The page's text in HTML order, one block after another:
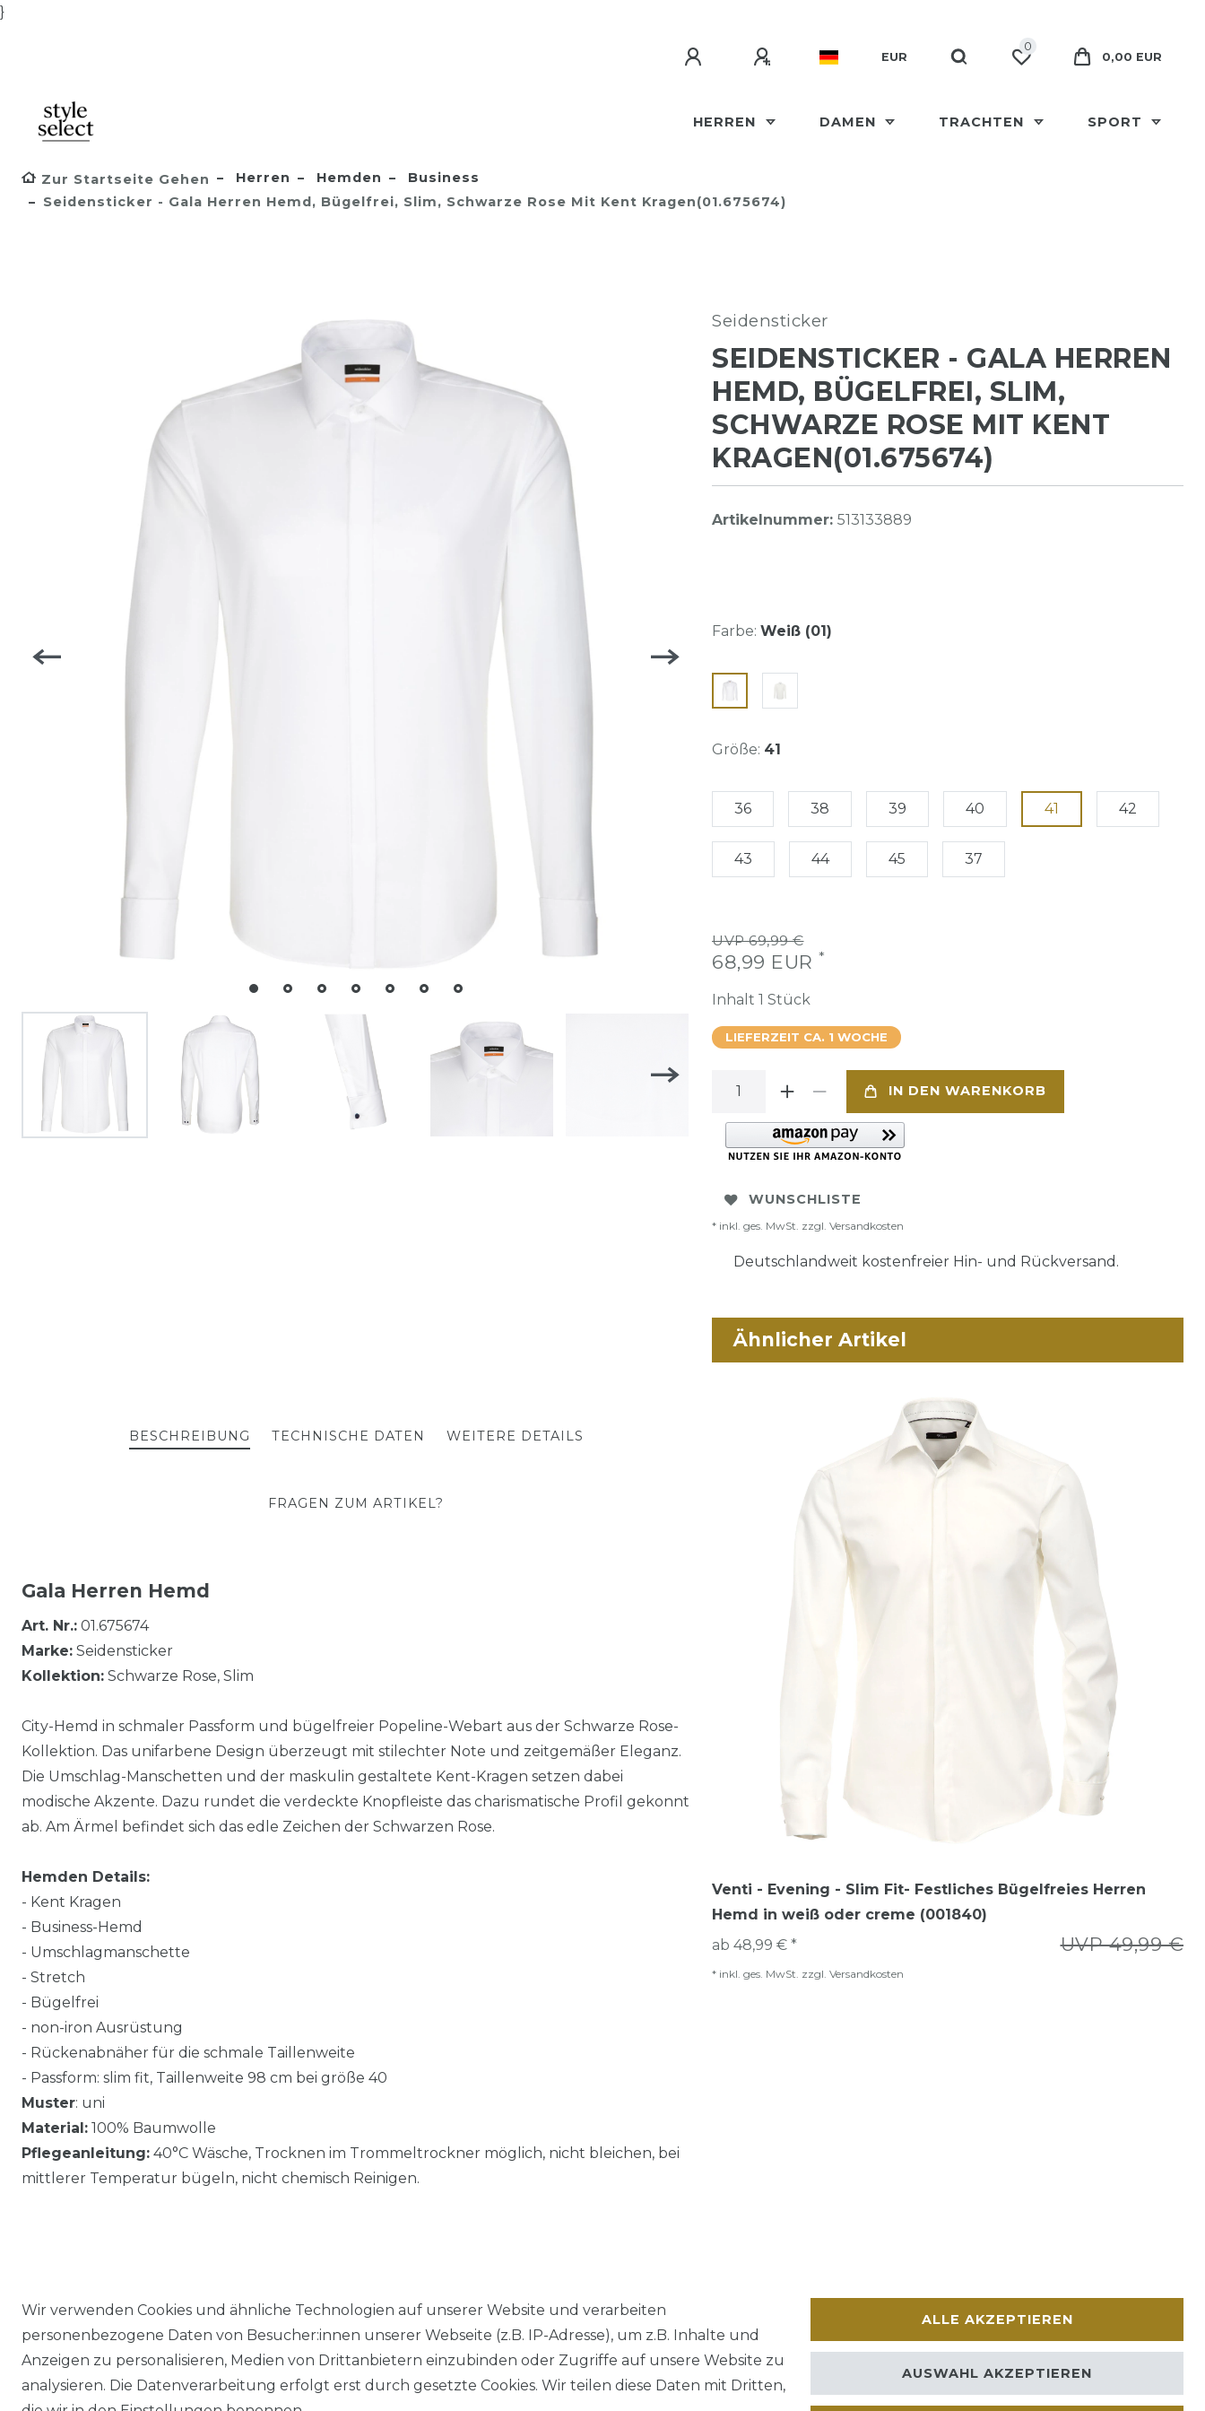
}
EUR
0
0,00 EUR
HERREN DAMEN TRACHTEN SPORT
Zur Startseite Gehen Herren Hemden
Business
Seidensticker - Gala Herren Hemd, Bügelfrei, Slim, Schwarze Rose Mit Kent Kragen(01.675674)
Seidensticker
SEIDENSTICKER - GALA HERREN
HEMD, BÜGELFREI, SLIM,
SCHWARZE ROSE MIT KENT
KRAGEN(01.675674)
Artikelnummer: 513133889
Farbe: Weiß (01)
Größe: 41
36 38 39 40 41 42
43 44 45 37
UVP 69,99 €
68,99 EUR *
Inhalt 1 Stück
LIEFERZEIT CA. 1 WOCHE
IN DEN WARENKORB
WUNSCHLISTE
* inkl. ges. MwSt. zzgl. Versandkosten
Deutschlandweit kostenfreier Hin- und Rückversand.
BESCHREIBUNG TECHNISCHE DATEN WEITERE DETAILS
FRAGEN ZUM ARTIKEL?
Gala Herren Hemd
Art. Nr.: 01.675674
Marke: Seidensticker
Kollektion: Schwarze Rose, Slim
City-Hemd in schmaler Passform und bügelfreier Popeline-Webart aus der Schwarze Rose-
Kollektion. Das unifarbene Design überzeugt mit stilechter Note und zeitgemäßer Eleganz.
Die Umschlag-Manschetten und der maskulin gestaltete Kent-Kragen setzen dabei
modische Akzente. Dazu rundet die verdeckte Knopfleiste das charismatische Profil gekonnt
ab. Am Ärmel befindet sich das edle Zeichen der Schwarzen Rose.
Hemden Details:
- Kent Kragen
- Business-Hemd
- Umschlagmanschette
- Stretch
- Bügelfrei
- non-iron Ausrüstung
- Rückenabnäher für die schmale Taillenweite
- Passform: slim fit, Taillenweite 98 cm bei größe 40
Muster: uni
Material: 100% Baumwolle
Pflegeanleitung: 40°C Wäsche, Trocknen im Trommeltrockner möglich, nicht bleichen, bei
mittlerer Temperatur bügeln, nicht chemisch Reinigen.
Ähnlicher Artikel
Venti - Evening - Slim Fit- Festliches Bügelfreies Herren
Hemd in weiß oder creme (001840)
UVP 49,99 €
ab 48,99 € *
* inkl. ges. MwSt. zzgl. Versandkosten
Wir verwenden Cookies und ähnliche Technologien auf unserer Website und verarbeiten
personenbezogene Daten von Besucher:innen unserer Webseite (z.B. IP-Adresse), um z.B. Inhalte und
Anzeigen zu personalisieren, Medien von Drittanbietern einzubinden oder Zugriffe auf unsere Website zu
analysieren. Die Datenverarbeitung erfolgt erst durch gesetzte Cookies. Wir teilen diese Daten mit Dritten,
ALLE AKZEPTIEREN
AUSWAHL AKZEPTIEREN